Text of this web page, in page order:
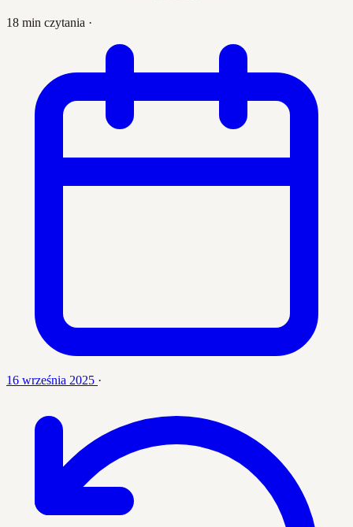
18 min czytania ·
16 września 2025 ·